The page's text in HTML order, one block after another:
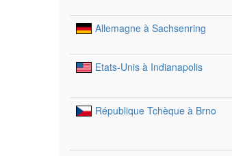
Allemagne à Sachsenring
Etats-Unis à Indianapolis
République Tchèque à Brno